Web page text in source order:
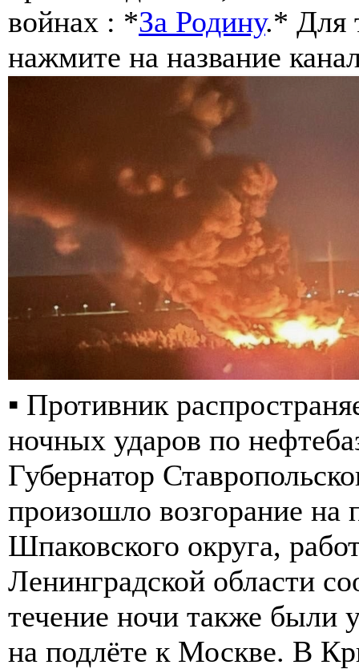
войнах : *За Родину.* Для
нажмите на название
▪️ Противник
ночных ударов по
Губернатор
произошло возгорание на
Шпаковского округа,
Ленинградской области
течение ночи также были
на подлёте к Москве. В